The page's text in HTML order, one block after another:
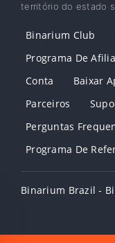
território do estado
Binarium Club
Programa De
Conta
Baixar
Parceiros
Perguntas
Programa De
Binarium Brazil -